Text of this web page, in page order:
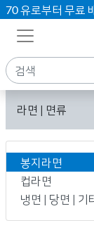
70 유로부터 무료
라면 | 면류
봉지라면
컵라면
냉면 | 당면 | 기